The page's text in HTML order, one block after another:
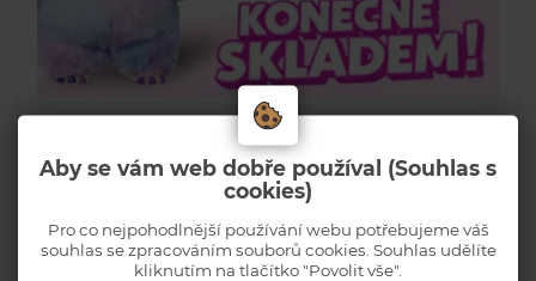
Aby se vám web dobře používal (Souhlas s
cookies)
Pro co nejpohodlnější používání webu potřebujeme váš
souhlas se zpracováním souborů cookies. Souhlas udělíte
kliknutím na tlačítko "Povolit vše".